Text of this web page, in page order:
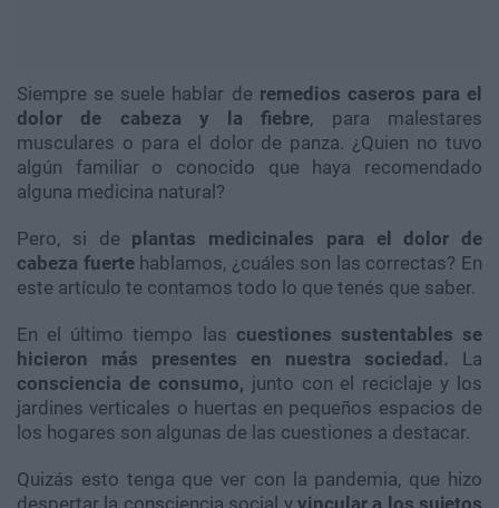
Siempre se suele hablar de remedios caseros para el
dolor de cabeza y la fiebre, para malestares
musculares o para el dolor de panza. ¿Quien no tuvo
algún familiar o conocido que haya recomendado
alguna medicina natural?
Pero, si de plantas medicinales para el dolor de
cabeza fuerte hablamos, ¿cuáles son las correctas? En
este artículo te contamos todo lo que tenés que saber.
En el último tiempo las cuestiones sustentables se
hicieron más presentes en nuestra sociedad. La
consciencia de consumo, junto con el reciclaje y los
jardines verticales o huertas en pequeños espacios de
los hogares son algunas de las cuestiones a destacar.
Quizás esto tenga que ver con la pandemia, que hizo